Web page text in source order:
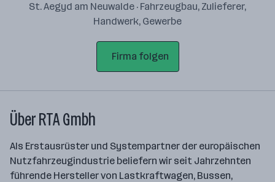
St. Aegyd am Neuwalde · Fahrzeugbau, Zulieferer,
Handwerk, Gewerbe
Firma folgen
Über RTA Gmbh
Als Erstausrüster und Systempartner der europäischen
Nutzfahrzeugindustrie beliefern wir seit Jahrzehnten
führende Hersteller von Lastkraftwagen, Bussen,